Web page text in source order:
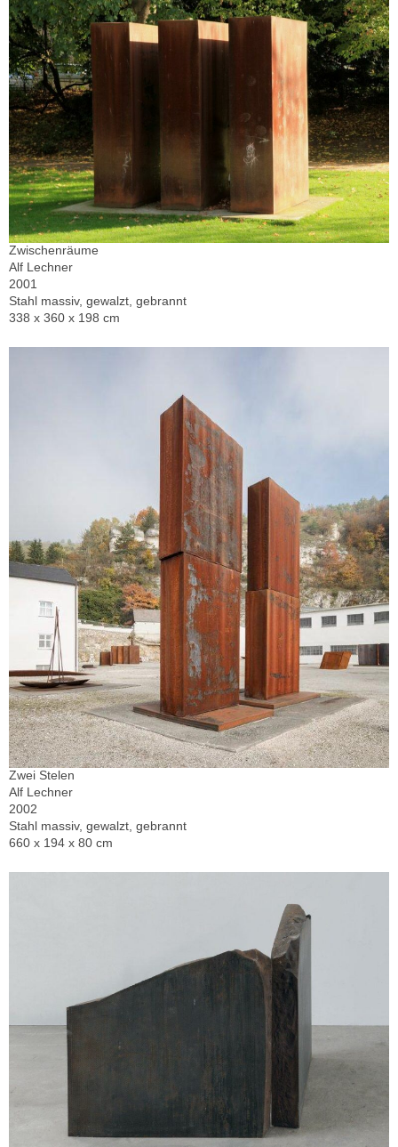
Zwischenräume
Alf Lechner
2001
Stahl massiv, gewalzt, gebrannt
338 x 360 x 198 cm
Zwei Stelen
Alf Lechner
2002
Stahl massiv, gewalzt, gebrannt
660 x 194 x 80 cm